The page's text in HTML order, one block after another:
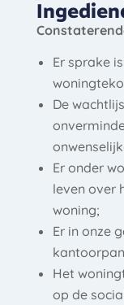
Er sprake
De
Er onder
leven over
woning;
Er in onze
Het
op de